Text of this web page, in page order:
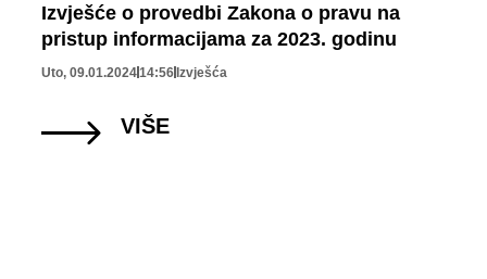
Izvješće o provedbi Zakona o pravu na
pristup informacijama za 2023. godinu
Uto, 09.01.202414:56Izvješća
VIŠE